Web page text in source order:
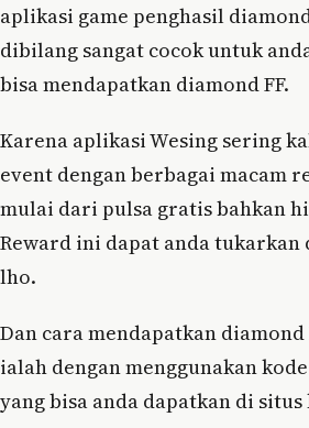
aplikasi game penghasil
dibilang sangat cocok untuk
bisa mendapatkan diamond FF.
Karena aplikasi Wesing sering
event dengan berbagai macam
mulai dari pulsa gratis bahkan
Reward ini dapat anda tukarkan
lho.
Dan cara mendapatkan
ialah dengan menggunakan
yang bisa anda dapatkan di situs